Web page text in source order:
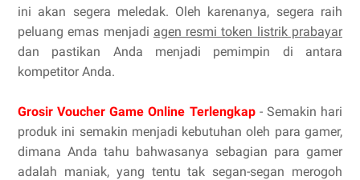
ini akan segera meledak. Oleh karenanya, segera raih
peluang emas menjadi agen resmi token listrik prabayar
dan pastikan Anda menjadi pemimpin di antara
kompetitor Anda.
Grosir Voucher Game Online Terlengkap- Semakin hari
produk ini semakin menjadi kebutuhan oleh para gamer,
dimana Anda tahu bahwasanya sebagian para gamer
adalah maniak, yang tentu tak segan-segan merogoh